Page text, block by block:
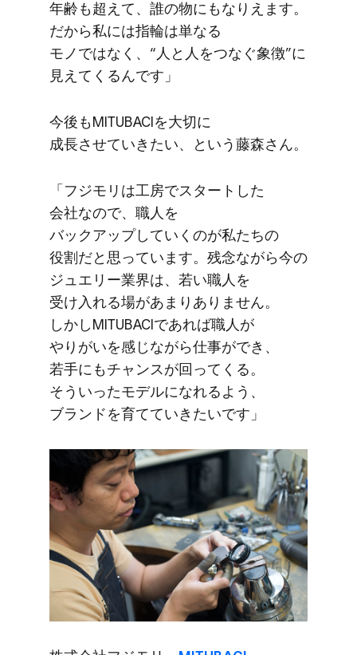
年齢も​超えて、​誰の​物にもなりえます。​
だから​私には​指輪は​単なる​
モノではなく、​“人と​人を​つなぐ​象徴”に​
見えてくるんです」
今後も​MITUBACIを​大切に​
成長させていきたい、と​いう​藤森さん。
「フジモリは​工房で​スタートした​
会社なので、​職人を​
バックアップしていくのが​私たちの​
役割だと​思っています。​残念ながら​今の​
ジュエリー業界は、​若い​職人を​
受け入れる​場が​あまり​ありません。​
しかし​MITUBACIで​あれば​職人が​
やりがいを​感じながら​仕事が​でき、​
若手にも​チャンスが​回ってくる。​
そういった​モデルに​なれる​よう、​
ブランドを​育てていきたいです」